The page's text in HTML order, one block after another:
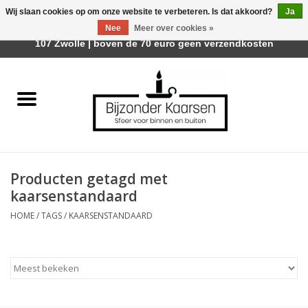
Räder Design Stories
Geurkaarsen
Tafelhaarden
Producten getagd met
kaarsenstandaard
HOME/TAGS/ KAARSENSTANDAARD
Wij slaan cookies op om onze website te verbeteren. Is dat akkoord?
Ja
Nee
Meer over cookies »
Afhalen is mogelijk bij Trotz Woon & Cadeau | Belvederelaan
107 Zwolle | boven de 70 euro geen verzendkosten